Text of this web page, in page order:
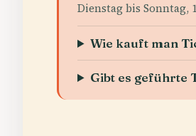
Dienstag bis Sonntag,
Wie kauft man
Gibt es geführte